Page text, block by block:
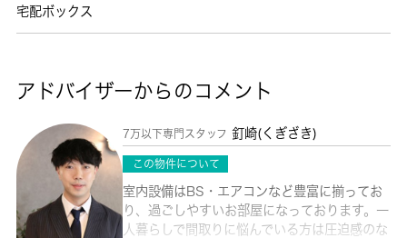
宅配ボックス
アドバイザーからのコメント
7万以下専門スタッフ 釘崎(くぎざき)
この物件について
室内設備はBS・エアコンなど豊富に揃ってお
り、過ごしやすいお部屋になっております。一
人暮らしで間取りに悩んでいる方は圧迫感のな